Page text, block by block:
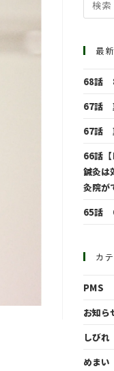
最
68話
67話
67話
66話
鍼灸は
灸院が
65話
カ
PMS
お知ら
しびれ
めまい